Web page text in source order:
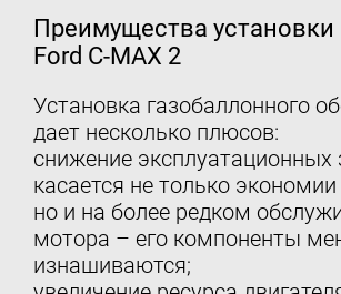
Преимущества установки
Ford C-MAX 2
Установка газобаллонного
дает несколько плюсов:
снижение эксплуатационных
касается не только
но и на более редком
мотора – его компоненты
изнашиваются;